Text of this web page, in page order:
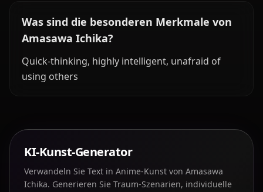
Was sind die besonderen Merkmale von
Amasawa Ichika?
Quick-thinking, highly intelligent, unafraid of
using others
KI-Kunst-Generator
Verwandeln Sie Text in Anime-Kunst von Amasawa
Ichika. Generieren Sie Traum-Szenarien, individuelle